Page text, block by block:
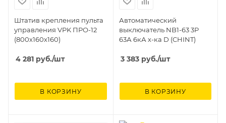
Штатив крепления пульта
управления VPK ПРО-12
(800х160х160)
4 281 руб./шт
В КОРЗИНУ
Автоматический
выключатель NB1-63 3Р
63А 6кА х-ка D (CHINT)
3 383руб./шт
В КОРЗИНУ